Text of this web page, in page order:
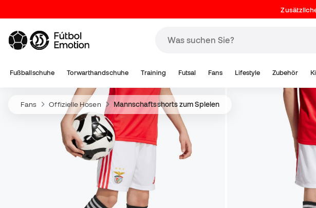
Fußballschuhe Torwarthandschuhe Training Futsal Fans Lifestyle Zubehör
Fans Offizielle Hosen Mannschaftsshorts zum Spielen